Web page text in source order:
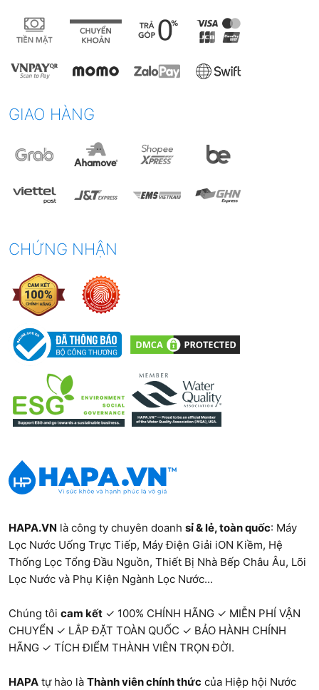
GIAO HÀNG
CHỨNG NHẬN
HAPA.VN là công ty chuyên doanh sỉ & lẻ, toàn quốc: Máy
Lọc Nước Uống Trực Tiếp, Máy Điện Giải iON Kiềm, Hệ
Thống Lọc Tổng Đầu Nguồn, Thiết Bị Nhà Bếp Châu Âu, Lõi
Lọc Nước và Phụ Kiện Ngành Lọc Nước...
Chúng tôi cam kết ✓ 100% CHÍNH HÃNG ✓ MIỄN PHÍ VẬN
CHUYỂN ✓ LẮP ĐẶT TOÀN QUỐC ✓ BẢO HÀNH CHÍNH
HÃNG ✓ TÍCH ĐIỂM THÀNH VIÊN TRỌN ĐỜI.
HAPA tự hào là Thành viên chính thức của Hiệp hội Nước